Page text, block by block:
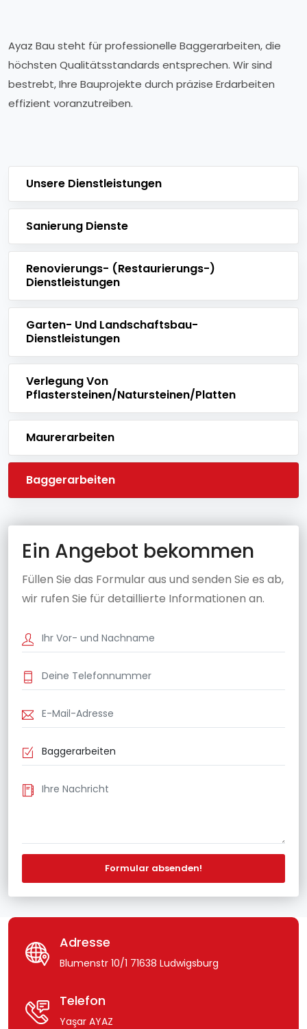
Ayaz Bau steht für professionelle Baggerarbeiten, die
höchsten Qualitätsstandards entsprechen. Wir sind
bestrebt, Ihre Bauprojekte durch präzise Erdarbeiten
effizient voranzutreiben.
Unsere Dienstleistungen
Sanierung Dienste
Renovierungs- (Restaurierungs-)
Dienstleistungen
Garten- Und Landschaftsbau-
Dienstleistungen
Verlegung Von
Pflastersteinen/Natursteinen/Platten
Maurerarbeiten
Baggerarbeiten
Ein Angebot bekommen
Füllen Sie das Formular aus und senden Sie es ab,
wir rufen Sie für detaillierte Informationen an.
Formular absenden!
Adresse
Blumenstr 10/1 71638 Ludwigsburg
Telefon
Yaşar AYAZ